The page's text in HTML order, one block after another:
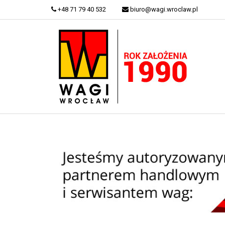
+48 71 79 40 532 biuro@wagi.wroclaw.pl